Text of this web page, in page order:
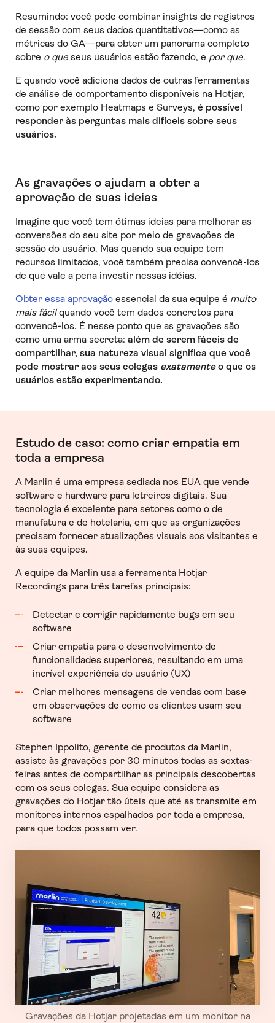
Resumindo: você pode combinar insights de registros
de sessão com seus dados quantitativos—como as
métricas do GA—para obter um panorama completo
sobre o queseus usuários estão fazendo, e por que.
E quando você adiciona dados de outras ferramentas
de análise de comportamento disponíveis na Hotjar,
como por exemplo Heatmaps e Surveys, é possível
responder às perguntas mais difíceis sobre seus
usuários.
As gravações o ajudam a obter a
aprovação de suas ideias
Imagine que você tem ótimas ideias para melhorar as
conversões do seu site por meio de gravações de
sessão do usuário. Mas quando sua equipe tem
recursos limitados, você também precisa convencê-los
de que vale a pena investir nessas idéias.
Obter essa aprovaçãoessencial da sua equipe é muito
mais fácilquando você tem dados concretos para
convencê-los. É nesse ponto que as gravações são
como uma arma secreta: além de serem fáceis de
compartilhar, sua natureza visual significa que você
pode mostrar aos seus colegas exatamenteo que os
usuários estão experimentando.
Estudo de caso: como criar empatia em
toda a empresa
A Marlin é uma empresa sediada nos EUA que vende
software e hardware para letreiros digitais. Sua
tecnologia é excelente para setores como o de
manufatura e de hotelaria, em que as organizações
precisam fornecer atualizações visuais aos visitantes e
às suas equipes.
A equipe da Marlin usa a ferramenta Hotjar
Recordings para três tarefas principais:
Detectar e corrigir rapidamente bugs em seu
software
Criar empatia para o desenvolvimento de
funcionalidades superiores, resultando em uma
incrível experiência do usuário (UX)
Criar melhores mensagens de vendas com base
em observações de como os clientes usam seu
software
Stephen Ippolito, gerente de produtos da Marlin,
assiste às gravações por 30 minutos todas as sextas-
feiras antes de compartilhar as principais descobertas
com os seus colegas. Sua equipe considera as
gravações do Hotjar tão úteis que até as transmite em
monitores internos espalhados por toda a empresa,
para que todos possam ver.
Gravações da Hotjar projetadas em um monitor na